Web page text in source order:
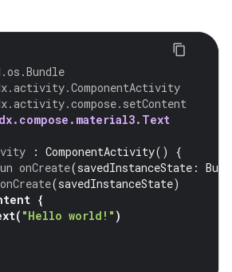
: ComponentActivity()
{
onCreate(savedInstanceState :
onCreate(savedInstanceState)
{
( "Hello world!" )